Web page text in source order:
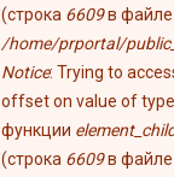
(строка 6609в файле
/home/prportal/
Notice: Trying to
offset on value of
функции
(строка 6609в файле